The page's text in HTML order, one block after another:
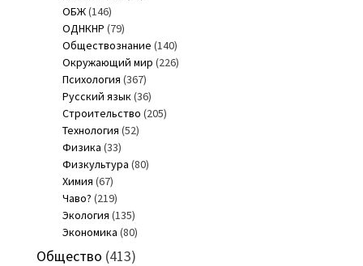
ОБЖ(146)
ОДНКНР (79)
Обществознание (140)
Окружающий мир (226)
Психология (367)
Русский язык(36)
Строительство (205)
Технология (52)
Физика (33)
Физкультура (80)
Химия (67)
Чаво? (219)
Экология (135)
Экономика (80)
Общество (413)